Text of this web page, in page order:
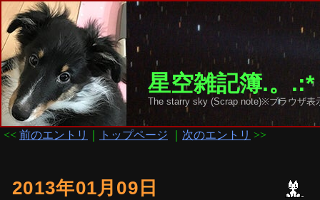
星空雑記簿.。
The starry sky (Scrap note)※ブラウザ
<< 前のエントリ トップページ 次のエントリ >>
2013年01月09日